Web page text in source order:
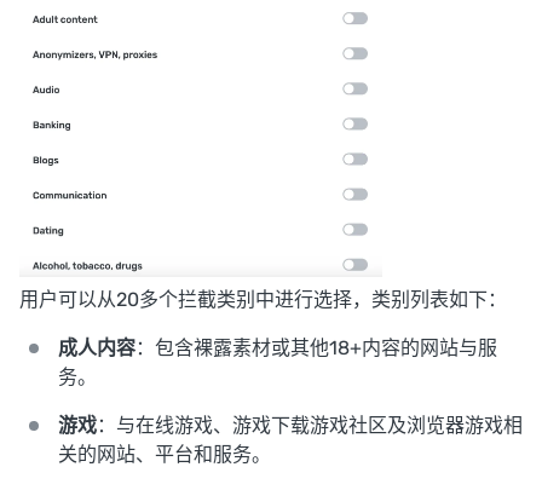
用户可以从20多个拦截类别中进行选择，类别列表如下：
成人内容：包含裸露素材或其他18+内容的网站与服
务。
游戏：与在线游戏、游戏下载游戏社区及浏览器游戏相
关的网站、平台和服务。